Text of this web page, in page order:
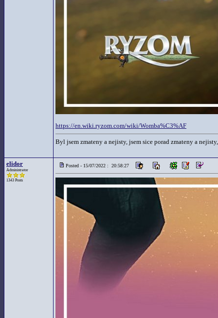
https://en.wiki.ryzom.com/wiki/Womba%C3%AF
Byl jsem zmateny a nejisty, jsem sice porad zmateny a
elidor
Administrator
1343 Posts
Posted - 15/07/2022 : 20:58:27